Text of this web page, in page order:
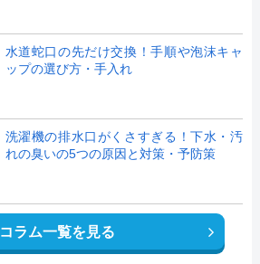
水道蛇口の先だけ交換！手順や泡沫キャ
ップの選び方・手入れ
洗濯機の排水口がくさすぎる！下水・汚
れの臭いの5つの原因と対策・予防策
コラム一覧を見る